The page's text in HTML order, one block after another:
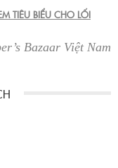
TIÊU BIỂU CHO LỐI
Bazaar Việt Nam